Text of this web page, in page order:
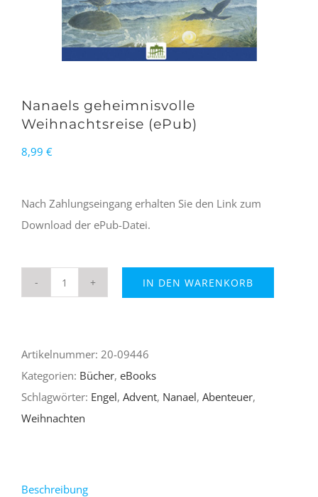
Nanaels geheimnisvolle
Weihnachtsreise (ePub)
8,99 €
Nach Zahlungseingang erhalten Sie den Link zum
Download der ePub-Datei.
(ePub)
Menge
IN DEN WARENKORB
Artikelnummer: 20-09446
Kategorien: Bücher, eBooks
Schlagwörter: Engel, Advent, Nanael, Abenteuer,
Weihnachten
Beschreibung